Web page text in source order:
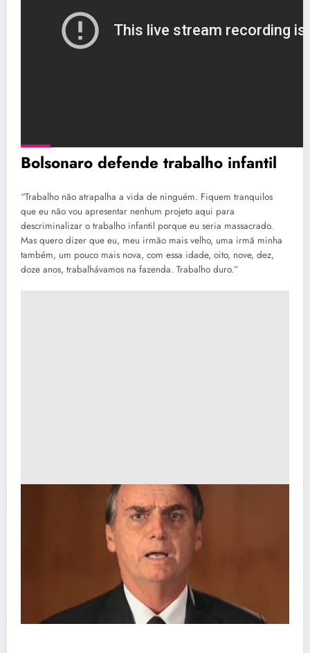
Bolsonaro defende trabalho infantil
“Trabalho não atrapalha a vida de ninguém. Fiquem tranquilos
que eu não vou apresentar nenhum projeto aqui para
descriminalizar o trabalho infantil porque eu seria massacrado.
Mas quero dizer que eu, meu irmão mais velho, uma irmã minha
também, um pouco mais nova, com essa idade, oito, nove, dez,
doze anos, trabalhávamos na fazenda. Trabalho duro.”